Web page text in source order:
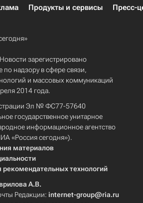
Продукты и сервисы Пресс-
зарегистрировано
надзору в сфере связи,
и массовых коммуникаций
2014 года.
Эл № ФС77-57640
государственное унитарное
информационное агентство
«Россия сегодня»).
материалов
технологий
А.В.
Редакции: internet-group@ria.ru